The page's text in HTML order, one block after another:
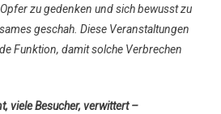
zu gedenken und sich bewusst zu
geschah. Diese Veranstaltungen
Funktion, damit solche Verbrechen
viele Besucher, verwittert –